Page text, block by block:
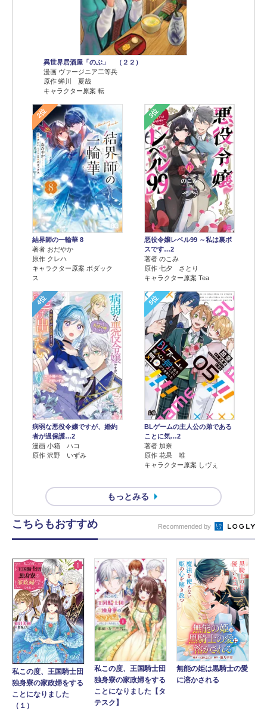
異世界居酒屋「のぶ」 （２２）
漫画 ヴァージニア二等兵
原作 蝉川 夏哉
キャラクター原案 転
2位
結界師の一輪華 8
著者 おだやか
原作 クレハ
キャラクター原案 ボダック
ス
3位
悪役令嬢レベル99 ～私は裏ボ
スです…2
著者 のこみ
原作 七夕 さとり
キャラクター原案 Tea
4位
病弱な悪役令嬢ですが、婚約
者が過保護…2
漫画 小箱 ハコ
原作 沢野 いずみ
5位
BLゲームの主人公の弟である
ことに気…2
著者 加奈
原作 花果 唯
キャラクター原案 しヴぇ
もっとみる
こちらもおすすめ Recommended by
私この度、王国騎士団
独身寮の家政婦をする
ことになりました
（１）
私この度、王国騎士団
独身寮の家政婦をする
ことになりました【タ
テスク】
無能の姫は黒騎士の愛
に溶かされる